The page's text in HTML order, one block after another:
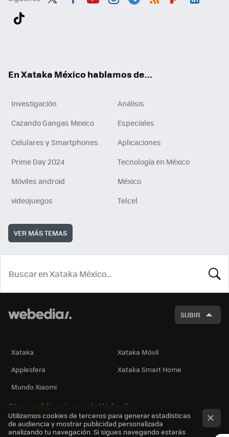
En Xataka México hablamos de...
Investigación
Análisis
Cazando Gangas Mexico
Especiales
Celulares y Smartphones
Aplicaciones
Prime Day 2024
Tecnología en México
Móviles android
México
videojuegos
Telcel
VER MÁS TEMAS
SUBIR
Xataka
Xataka Móvil
Applesfera
Xataka Smart Home
Mundo Xiaomi
Otras publicaciones de Webedia
Utilizamos cookies de terceros para generar estadísticas
de audiencia y mostrar publicidad personalizada
analizando tu navegación. Si sigues navegando estarás